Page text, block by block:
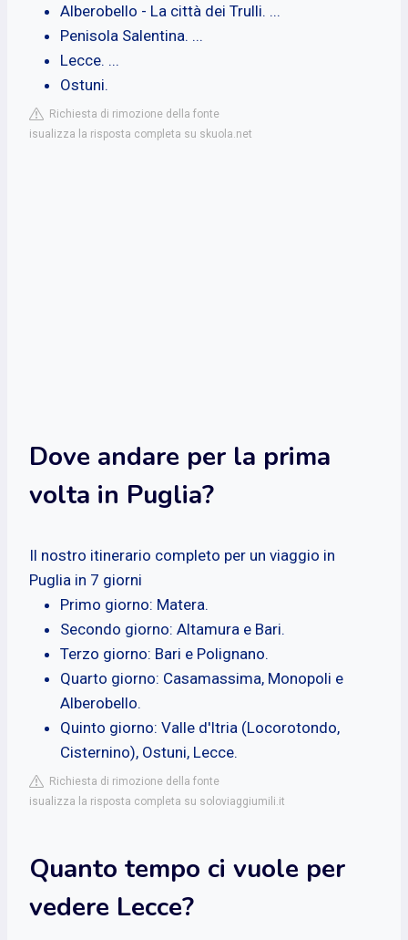
Alberobello - La città dei Trulli. ...
Penisola Salentina. ...
Lecce. ...
Ostuni.
Richiesta di rimozione della fonte
isualizza la risposta completa su skuola.net
Dove andare per la prima
volta in Puglia?
Il nostro itinerario completo per un viaggio in
Puglia in 7 giorni
Primo giorno: Matera.
Secondo giorno: Altamura e Bari.
Terzo giorno: Bari e Polignano.
Quarto giorno: Casamassima, Monopoli e
Alberobello.
Quinto giorno: Valle d'Itria (Locorotondo,
Cisternino), Ostuni, Lecce.
Richiesta di rimozione della fonte
isualizza la risposta completa su soloviaggiumili.it
Quanto tempo ci vuole per
vedere Lecce?